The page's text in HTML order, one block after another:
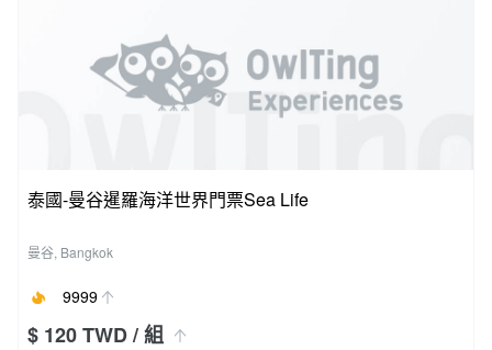
泰國-曼谷暹羅海洋世界門票Sea Life
曼谷, Bangkok
9999
$ 120 TWD/ 組